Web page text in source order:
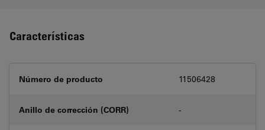
Características
Número de producto 11506428
Anillo de corrección (CORR) -